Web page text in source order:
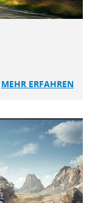
MEHR ERFAHREN